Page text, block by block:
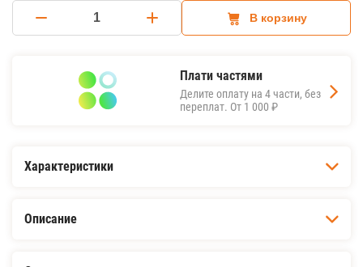
В корзину
Плати частями
Делите оплату на 4 части, без
переплат. От 1 000 ₽
Характеристики
Описание